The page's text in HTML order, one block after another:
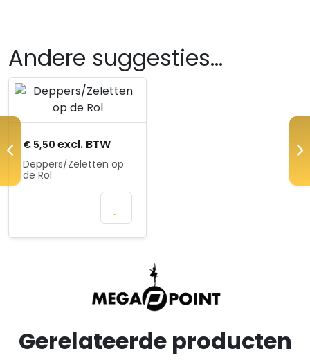
Andere suggesties…
Product openen
€ 5,50 excl. BTW
Deppers/Zeletten op
de Rol
Gerelateerde producten